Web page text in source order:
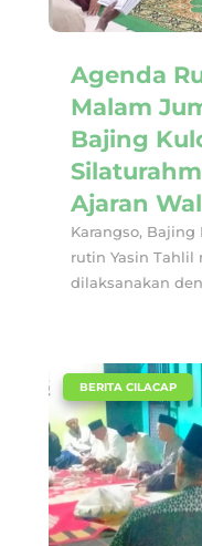
Agenda
Malam
Bajing
Ajaran
Karangso, Bajing
rutin Yasin
dilaksanakan
BERITA CILACAP